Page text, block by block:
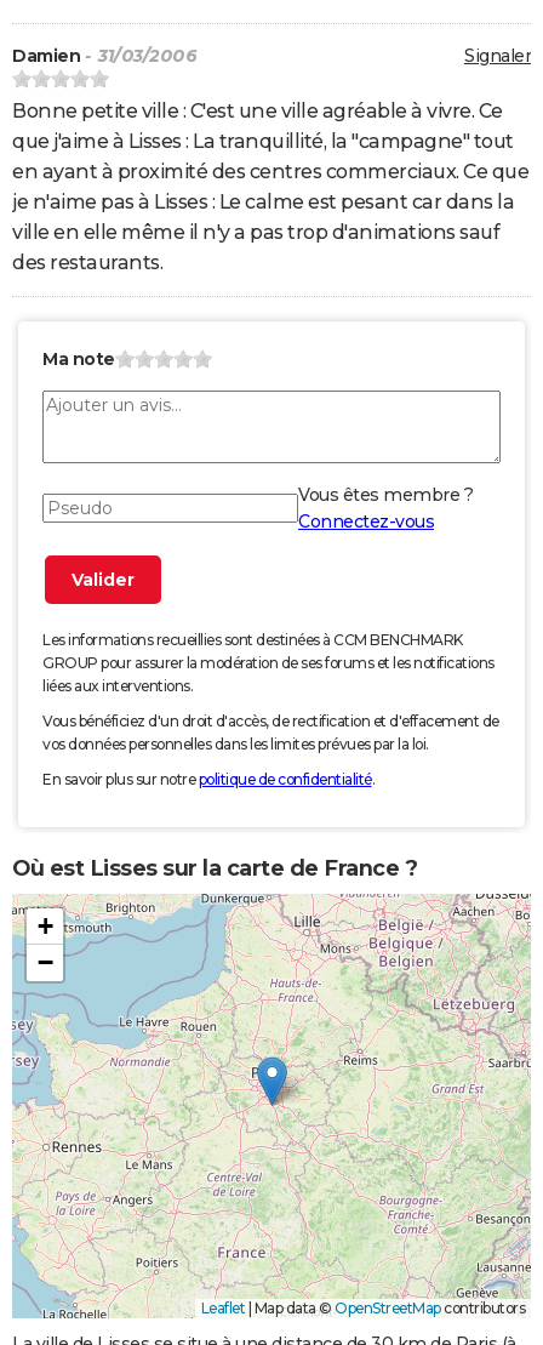
Signaler
Damien - 31/03/2006
Bonne petite ville : C'est une ville agréable à vivre. Ce
que j'aime à Lisses : La tranquillité, la "campagne" tout
en ayant à proximité des centres commerciaux. Ce que
je n'aime pas à Lisses : Le calme est pesant car dans la
ville en elle même il n'y a pas trop d'animations sauf
des restaurants.
Ma note
Vous êtes membre ?
Connectez-vous
Les informations recueillies sont destinées à CCM BENCHMARK
GROUP pour assurer la modération de ses forums et les notifications
liées aux interventions.
Vous bénéficiez d'un droit d'accès, de rectification et d'effacement de
vos données personnelles dans les limites prévues par la loi.
En savoir plus sur notrepolitique de confidentialité.
Où est Lisses sur la carte de France ?
+
−
Leaflet Map data ©OpenStreetMapcontributors